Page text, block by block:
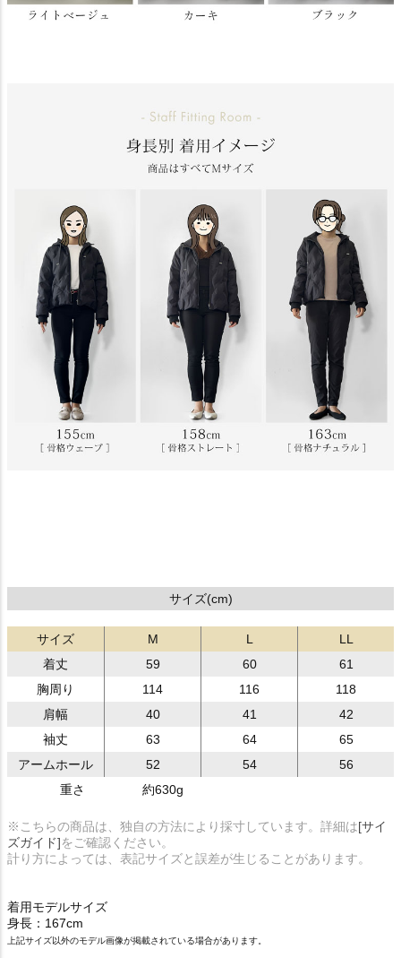
サイズ(cm)
サイズ M L
LL
着丈
59 60
61
胸周り
114 116
118
肩幅
40 41
42
袖丈
63 64
65
アームホール
52 54
56
重さ
約630g
※こちらの商品は、独自の方法により採寸しています。詳細は[サイ
ズガイド]をご確認ください。
計り方によっては、表記サイズと誤差が生じることがあります。
着用モデルサイズ
身長：167cm
上記サイズ以外のモデル画像が掲載されている場合があります。